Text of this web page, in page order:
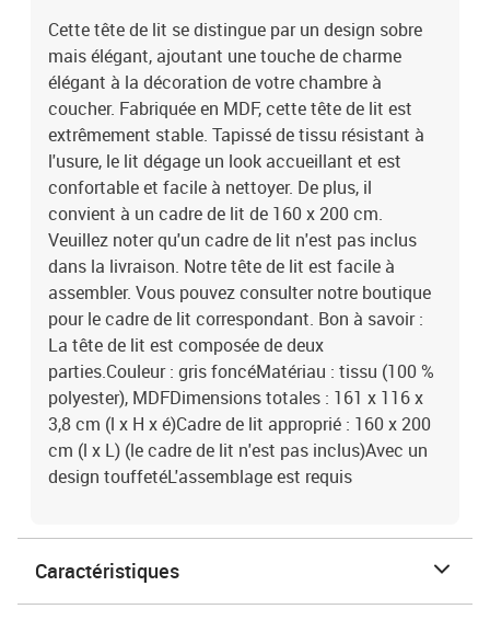
Cette tête de lit se distingue par un design sobre
mais élégant, ajoutant une touche de charme
élégant à la décoration de votre chambre à
coucher. Fabriquée en MDF, cette tête de lit est
extrêmement stable. Tapissé de tissu résistant à
l'usure, le lit dégage un look accueillant et est
confortable et facile à nettoyer. De plus, il
convient à un cadre de lit de 160 x 200 cm.
Veuillez noter qu'un cadre de lit n'est pas inclus
dans la livraison. Notre tête de lit est facile à
assembler. Vous pouvez consulter notre boutique
pour le cadre de lit correspondant. Bon à savoir :
La tête de lit est composée de deux
parties.Couleur : gris foncéMatériau : tissu (100 %
polyester), MDFDimensions totales : 161 x 116 x
3,8 cm (l x H x é)Cadre de lit approprié : 160 x 200
cm (l x L) (le cadre de lit n'est pas inclus)Avec un
design touffetéL'assemblage est requis
Caractéristiques